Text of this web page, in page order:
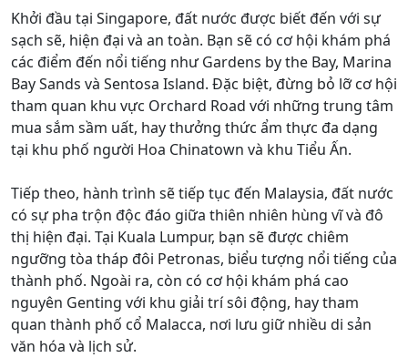
Khởi đầu tại Singapore, đất nước được biết đến với sự
sạch sẽ, hiện đại và an toàn. Bạn sẽ có cơ hội khám phá
các điểm đến nổi tiếng như Gardens by the Bay, Marina
Bay Sands và Sentosa Island. Đặc biệt, đừng bỏ lỡ cơ hội
tham quan khu vực Orchard Road với những trung tâm
mua sắm sầm uất, hay thưởng thức ẩm thực đa dạng
tại khu phố người Hoa Chinatown và khu Tiểu Ấn.
Tiếp theo, hành trình sẽ tiếp tục đến Malaysia, đất nước
có sự pha trộn độc đáo giữa thiên nhiên hùng vĩ và đô
thị hiện đại. Tại Kuala Lumpur, bạn sẽ được chiêm
ngưỡng tòa tháp đôi Petronas, biểu tượng nổi tiếng của
thành phố. Ngoài ra, còn có cơ hội khám phá cao
nguyên Genting với khu giải trí sôi động, hay tham
quan thành phố cổ Malacca, nơi lưu giữ nhiều di sản
văn hóa và lịch sử.